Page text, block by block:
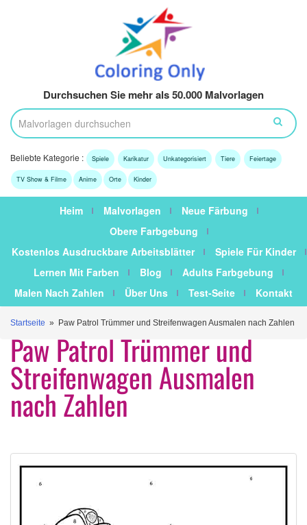
Durchsuchen Sie mehr als 50.000 Malvorlagen
Beliebte Kategorie : Spiele Karikatur Unkategorisiert Tiere Feiertage
TV Show & Filme Anime Orte Kinder
Heim Malvorlagen
Neue Färbung
Obere Farbgebung
Kostenlos Ausdruckbare Arbeitsblätter
Spiele Für Kinder
Lernen Mit Farben
Blog
Adults Farbgebung
Malen Nach Zahlen
Über Uns Test-Seite Kontakt
Startseite » Paw Patrol Trümmer und Streifenwagen Ausmalen nach Zahlen
Paw Patrol Trümmer und
Streifenwagen Ausmalen
nach Zahlen